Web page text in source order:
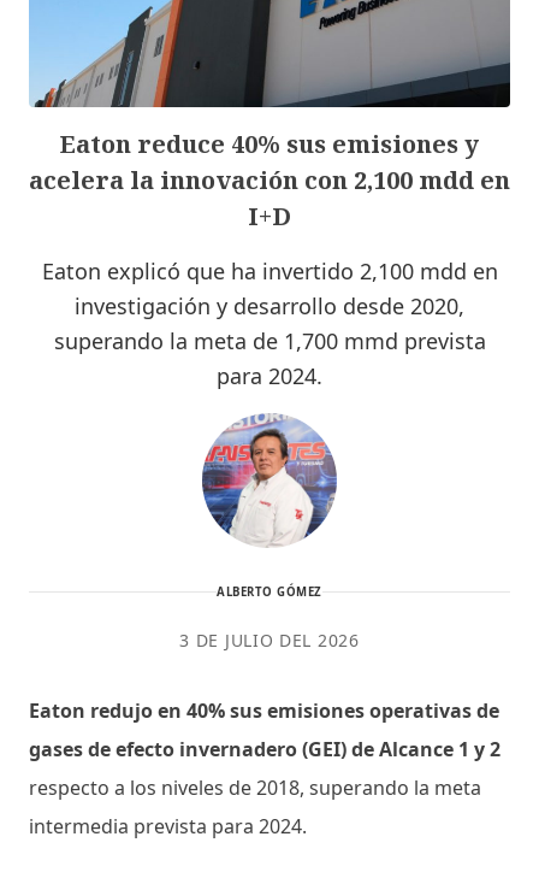
Eaton reduce 40% sus emisiones y
acelera la innovación con 2,100 mdd en
I+D
Eaton explicó que ha invertido 2,100 mdd en
investigación y desarrollo desde 2020,
superando la meta de 1,700 mmd prevista
para 2024.
ALBERTO GÓMEZ
3 DE JULIO DEL 2026
Eaton redujo en 40% sus emisiones operativas de
gases de efecto invernadero (GEI) de Alcance 1 y 2
respecto a los niveles de 2018, superando la meta
intermedia prevista para 2024.